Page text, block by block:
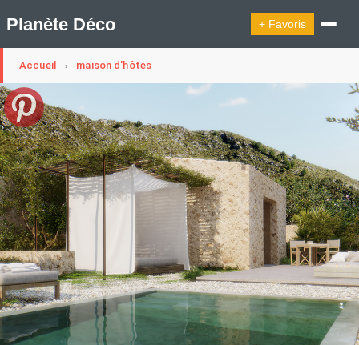
Planète Déco + Favoris
🛍︎ Shop Planète Déco
Appartement Design Cabanes
Decoration Noël
Design Suédois En Quelques Photos
Idées Déco En 10 Photos
La Semaine Décoration Et Design
Maison En Ville
Méli-Mélo Suédois
Publi Reportage
Tendance
Interieurs Scandinaves
La Décoration Selon Votre Signe Astrologique
Les Trouvailles Déco Du Jour
Loft
Maison Appartement Écologique
Maison Container/container House
Maison D'hôtes
Accueil › maison d'hôtes